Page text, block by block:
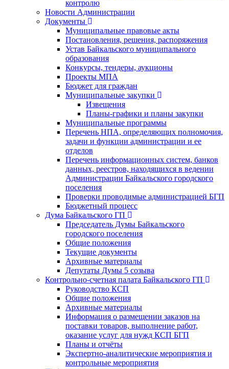
контролю
Новости Администрации
Документы
Муниципальные правовые акты
Постановления, решения, распоряжения
Устав Байкальского муниципального
образования
Конкурсы, тендеры, аукционы
Проекты МПА
Бюджет для граждан
Муниципальные закупки
Извещения
Планы-графики и планы закупки
Муниципальные программы
Перечень НПА, определяющих полномочия,
задачи и функции администрации и ее
отделов
Перечень информационных систем, банков
данных, реестров, находящихся в ведении
Администрации Байкальского городского
поселения
Проверки проводимые администрацией БГП
Бюджетный процесс
Дума Байкальского ГП
Председатель Думы Байкальского
городского поселения
Общие положения
Текущие документы
Архивные материалы
Депутаты Думы 5 созыва
Контрольно-счетная палата Байкальского ГП
Руководство КСП
Общие положения
Архивные материалы
Информация о размещении заказов на
поставки товаров, выполнение работ,
оказание услуг для нужд КСП БГП
Планы и отчёты
Экспертно-аналитические мероприятия и
контрольные мероприятия